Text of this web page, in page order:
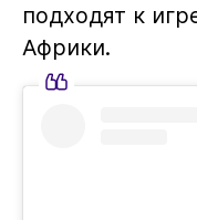
подходят к
Африки.